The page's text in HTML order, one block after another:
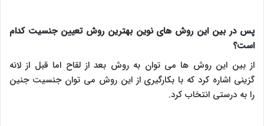
پس در بین این روش های نوین بهترین روش تعیین جنسیت کدام
است؟
از بین این روش ها می توان به روش بعد از لقاح اما قبل از لانه
گزینی اشاره کرد که با بکارگیری از این روش می توان جنسیت جنین
را به درستی انتخاب کرد.